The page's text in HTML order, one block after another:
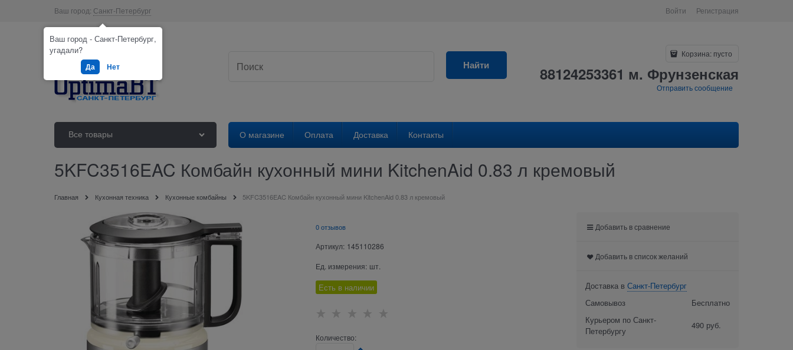
Ваш город: Санкт-Петербург Войти Регистрация
Найти
Корзина: пусто
88124253361 м. Фрунзенская
Отправить сообщение
Все товары О магазине Оплата Доставка Контакты
5KFC3516EAC Комбайн кухонный мини KitchenAid 0.83 л кремовый
Главная Кухонная техника Кухонные комбайны 5KFC3516EAC Комбайн кухонный мини KitchenAid 0.83 л кремовый
0 отзывов
Артикул: 145110286
Ед. измерения: шт.
Есть в наличии
Количество:
Добавить в сравнение
Добавить в список желаний
Доставка в Санкт-Петербург
Самовывоз
Бесплатно
Курьером по Санкт-
Петербургу
490 руб.
Ваш город - Санкт-Петербург,
угадали?
Да Нет